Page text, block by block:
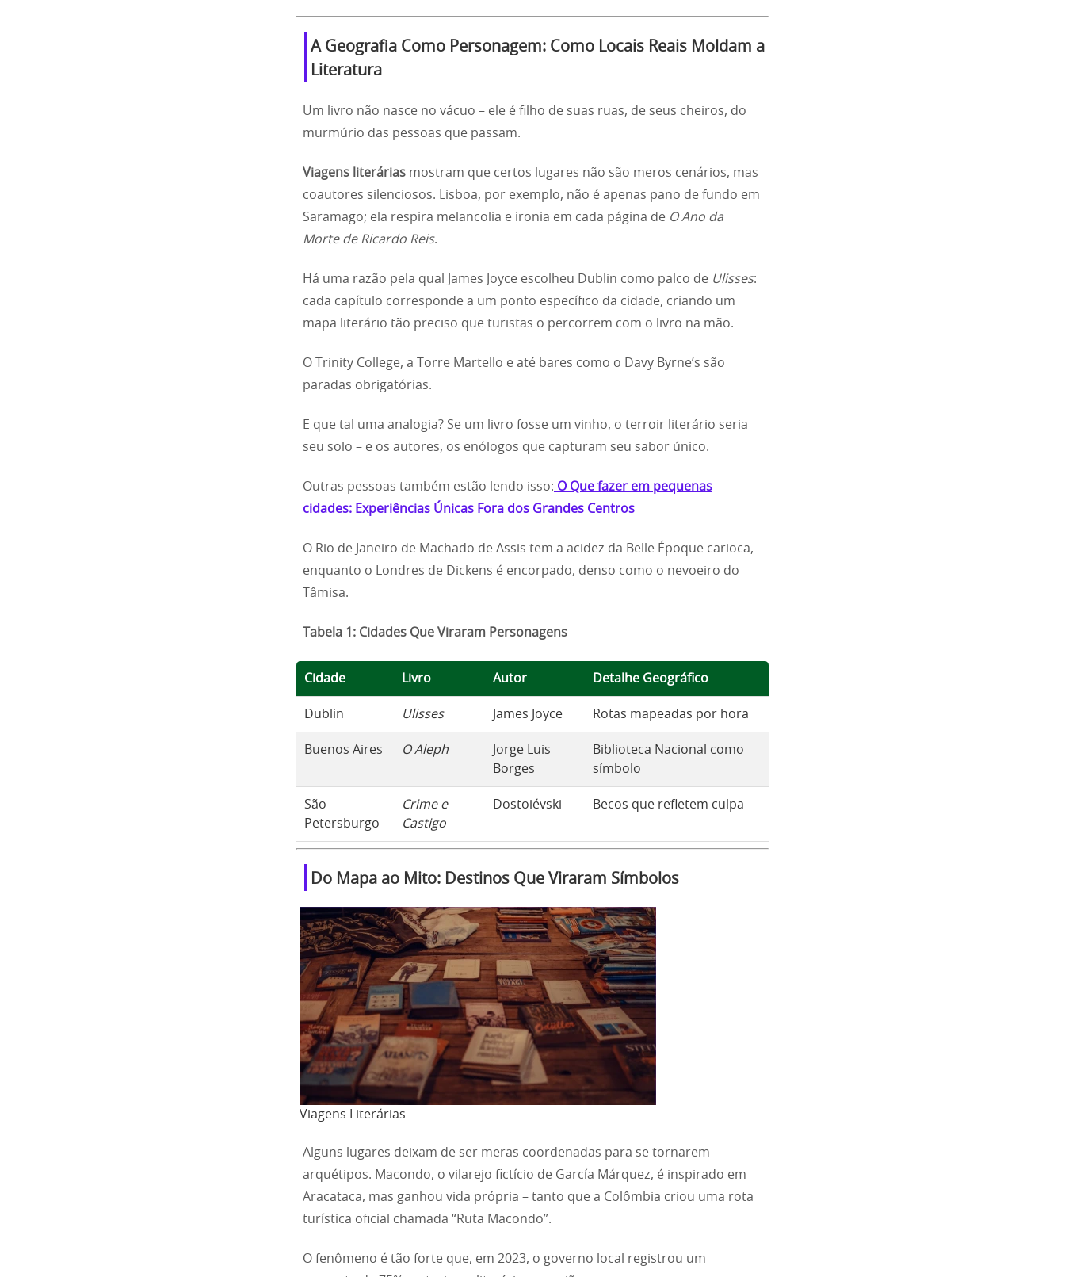
A Geografia Como Personagem: Como Locais Reais Moldam a
Literatura
Um livro não nasce no vácuo – ele é filho de suas ruas, de seus cheiros, do
murmúrio das pessoas que passam.
Viagens literárias mostram que certos lugares não são meros cenários, mas
coautores silenciosos. Lisboa, por exemplo, não é apenas pano de fundo em
Saramago; ela respira melancolia e ironia em cada página de O Ano da
Morte de Ricardo Reis.
Há uma razão pela qual James Joyce escolheu Dublin como palco de Ulisses:
cada capítulo corresponde a um ponto específico da cidade, criando um
mapa literário tão preciso que turistas o percorrem com o livro na mão.
O Trinity College, a Torre Martello e até bares como o Davy Byrne’s são
paradas obrigatórias.
E que tal uma analogia? Se um livro fosse um vinho, o terroir literário seria
seu solo – e os autores, os enólogos que capturam seu sabor único.
Outras pessoas também estão lendo isso: O Que fazer em pequenas
cidades: Experiências Únicas Fora dos Grandes Centros
O Rio de Janeiro de Machado de Assis tem a acidez da Belle Époque carioca,
enquanto o Londres de Dickens é encorpado, denso como o nevoeiro do
Tâmisa.
Tabela 1: Cidades Que Viraram Personagens
Cidade Livro Autor Detalhe Geográfico
Dublin Ulisses James Joyce Rotas mapeadas por hora
Buenos Aires O Aleph
Jorge Luis
Borges
Biblioteca Nacional como
símbolo
São
Petersburgo
Crime e
Castigo
Dostoiévski Becos que refletem culpa
Do Mapa ao Mito: Destinos Que Viraram Símbolos
Viagens Literárias
Alguns lugares deixam de ser meras coordenadas para se tornarem
arquétipos. Macondo, o vilarejo fictício de García Márquez, é inspirado em
Aracataca, mas ganhou vida própria – tanto que a Colômbia criou uma rota
turística oficial chamada “Ruta Macondo”.
O fenômeno é tão forte que, em 2023, o governo local registrou um